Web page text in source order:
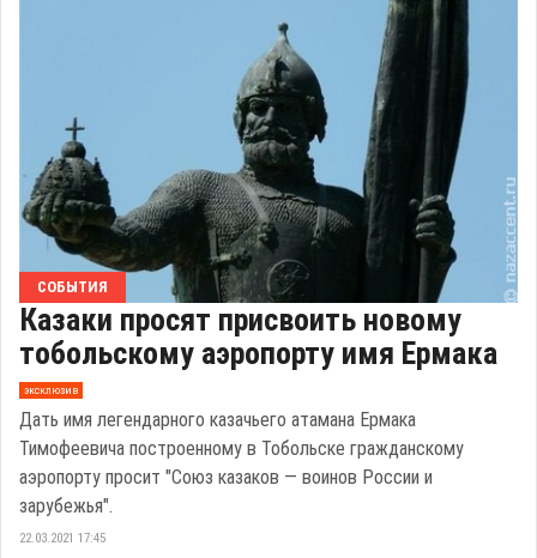
СОБЫТИЯ
Казаки просят присвоить новому
тобольскому аэропорту имя Ермака
эксклюзив
Дать имя легендарного казачьего атамана Ермака
Тимофеевича построенному в Тобольске гражданскому
аэропорту просит "Союз казаков — воинов России и
зарубежья".
22.03.2021 17:45